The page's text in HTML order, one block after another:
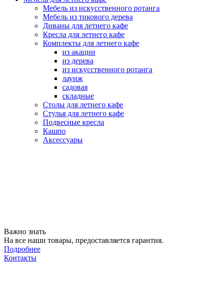
Мебель из искусственного ротанга
Мебель из тикового дерева
Диваны для летнего кафе
Кресла для летнего кафе
Комплекты для летнего кафе
из акации
из дерева
из искусственного ротанга
лаунж
садовая
складные
Столы для летнего кафе
Стулья для летнего кафе
Подвесные кресла
Кашпо
Аксессуары
Важно знать
На все наши товары, предоставляется гарантия.
Подробнее
Контакты